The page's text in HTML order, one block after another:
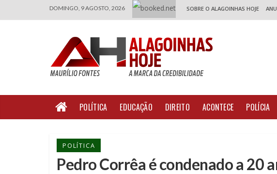
DOMINGO, 9 AGOSTO, 2026 SOBRE O ALAGOINHAS HOJE
POLÍTICA EDUCAÇÃO DIREITO ACONTECE POLÍCIA
POLÍTICA
Pedro Corrêa é condenado a 20